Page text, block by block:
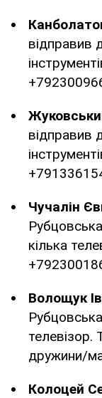
відправив
відправив
Чучалін
кілька
Волощук
дружини/
Колоцей